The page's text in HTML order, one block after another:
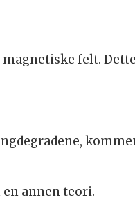
felt.
annen teori.